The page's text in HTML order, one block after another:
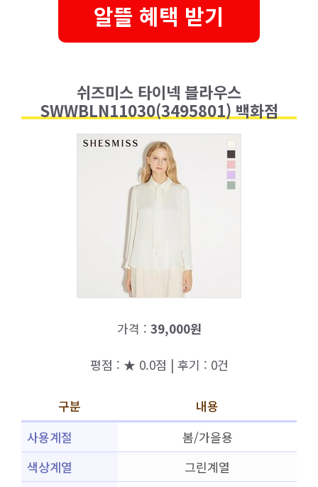
알뜰 혜택 받기
쉬즈미스 타이넥 블라우스
SWWBLN11030(3495801) 백화점
가격 : 39,000원
평점 : ★ 0.0점 | 후기 : 0건
구분
내용
사용계절
봄/가을용
색상계열
그린계열